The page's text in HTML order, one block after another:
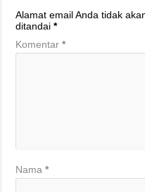
Alamat email Anda tidak
ditandai*
Komentar*
Nama*